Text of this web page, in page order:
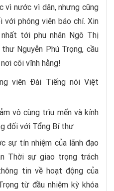
vì nước vì dân, nhưng cũng
phóng viên báo chí. Xin
tới phu nhân Ngô Thị
Nguyễn Phú Trọng, cầu
cõi vĩnh hằng!
viên Đài Tiếng nói Việt
vô cùng trìu mến và kính
đối với Tổng Bí thư
sự tín nhiệm của lãnh đạo
Thời sự giao trọng trách
tin về hoạt động của
từ đầu nhiệm kỳ khóa